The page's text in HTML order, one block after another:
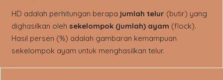
HD adalah perhitungan berapa jumlah telur (butir) yang
dighasilkan oleh sekelompok (jumlah) ayam (flock).
Hasil persen (%) adalah gambaran kemampuan
sekelompok ayam untuk menghasilkan telur.